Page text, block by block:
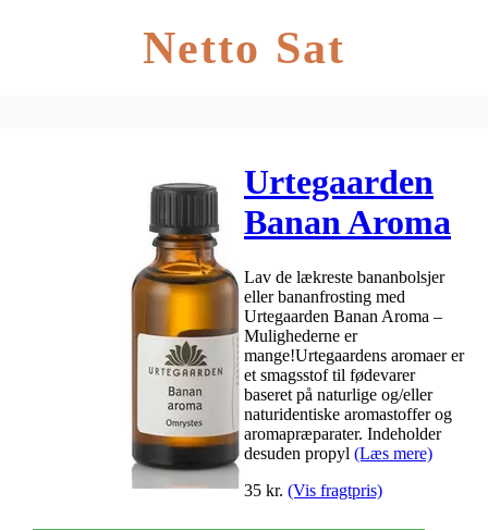
Netto Sat
Urtegaarden
Banan Aroma
– 10 ml
Lav de lækreste bananbolsjer
eller bananfrosting med
Urtegaarden Banan Aroma –
Mulighederne er
mange!Urtegaardens aromaer er
et smagsstof til fødevarer
baseret på naturlige og/eller
naturidentiske aromastoffer og
aromapræparater. Indeholder
desuden propyl (Læs mere)
35 kr. (Vis fragtpris)